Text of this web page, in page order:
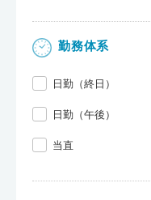
勤務体系
日勤（終日）
日勤（午後）
当直